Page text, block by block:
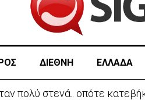
ΔΙΕΘΝΗ ΕΛΛΑΔΑ
Λάρνακας:Όλες οι